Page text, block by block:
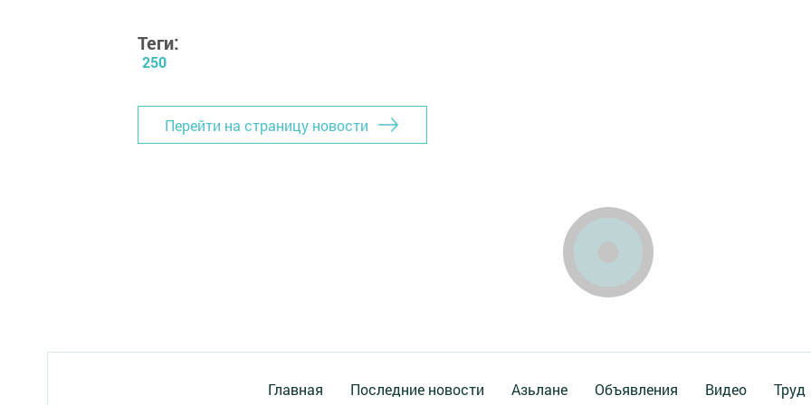
Теги:
250
Перейти на страницу новости
Главная Последние новости Азьлане Объявления Видео Труд